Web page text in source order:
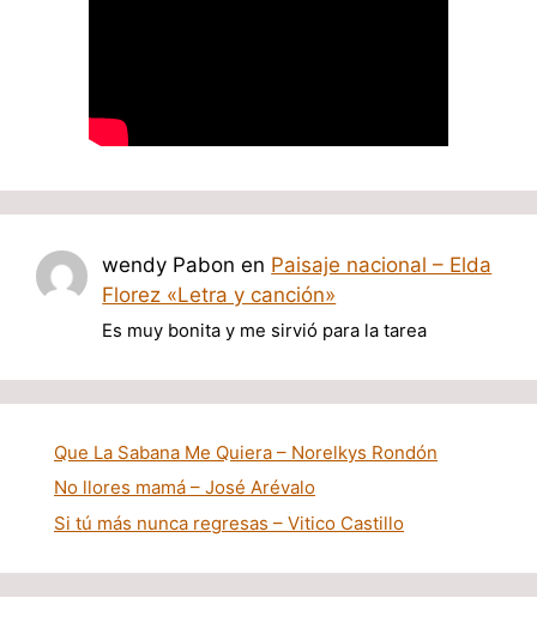
wendy Pabon en Paisaje nacional – Elda
Florez «Letra y canción»
Es muy bonita y me sirvió para la tarea
Que La Sabana Me Quiera – Norelkys Rondón
No llores mamá – José Arévalo
Si tú más nunca regresas – Vitico Castillo